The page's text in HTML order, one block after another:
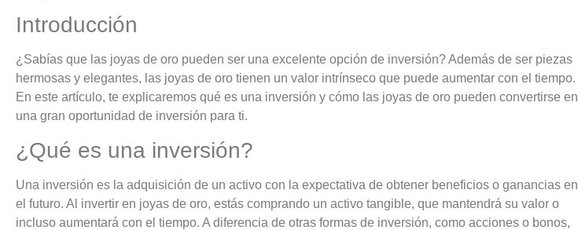
Introducción
¿Sabías que las joyas de oro pueden ser una excelente opción de inversión? Además de ser piezas
hermosas y elegantes, las joyas de oro tienen un valor intrínseco que puede aumentar con el tiempo.
En este artículo, te explicaremos qué es una inversión y cómo las joyas de oro pueden convertirse en
una gran oportunidad de inversión para ti.
¿Qué es una inversión?
Una inversión es la adquisición de un activo con la expectativa de obtener beneficios o ganancias en
el futuro. Al invertir en joyas de oro, estás comprando un activo tangible, que mantendrá su valor o
incluso aumentará con el tiempo. A diferencia de otras formas de inversión, como acciones o bonos,